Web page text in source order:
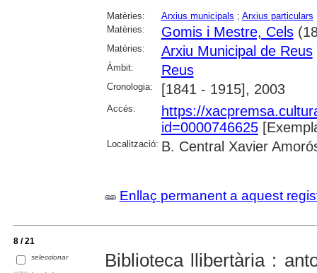
Matèries: Arxius municipals ; Arxius particulars
Matèries:
Gomis i Mestre, Cels
Matèries: Arxiu Municipal de Reus
Àmbit: Reus
Cronologia: [1841 - 1915], 2003
Accés:
https://
id=0000746625
Localització: B. Central Xavier
Enllaç permanent a aquest
8 / 21
seleccionar Biblioteca llibertària :